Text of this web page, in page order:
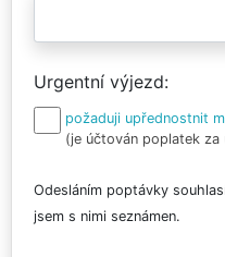
Urgentní výjezd
požaduji upřednostnit
(je účtován poplatek
Odesláním poptávky
jsem s nimi seznámen.